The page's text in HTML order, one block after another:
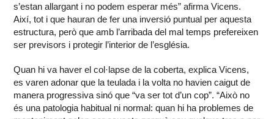
s’estan allargant i no podem esperar més” afirma Vicens.
Així, tot i que hauran de fer una inversió puntual per aquesta
estructura, però que amb l’arribada del mal temps prefereixen
ser previsors i protegir l’interior de l’església.
Quan hi va haver el col·lapse de la coberta, explica Vicens,
es varen adonar que la teulada i la volta no havien caigut de
manera progressiva sinó que “va ser tot d’un cop”. “Això no
és una patologia habitual ni normal: quan hi ha problemes de